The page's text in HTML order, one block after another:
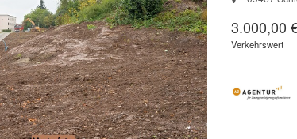
3.000,00
Verkehrswert